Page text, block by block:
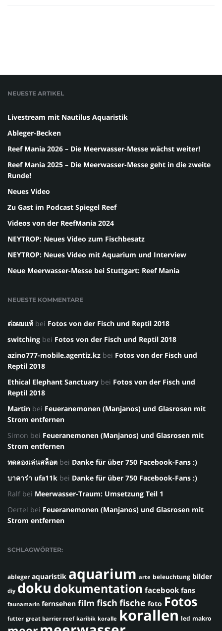
NEUESTE ARTIKEL
Livestream mit Nautilus Aquaristik
Ableger-Becken
Reef Mania 2026 – Die Meerwasser-Messe wächst weiter!
Reef Mania 2025 – Die Meerwasser-Messe geht in die zweite
Runde!
Neues Video
Zu Gast im Podcast Spiegel Reef
Videos von der ReefMania 2024
NEYTROP: Neues Video zum Fischbesatz
NEYTROP: Neues Video mit Aquarium und Interview
Neue Meerwasser-Messe bei Stuttgart: Reef Mania
NEUESTE KOMMENTARE
ต่อผมแท้ bei Fotos von der Fisch und Reptil 2018
switching bei Fotos von der Fisch und Reptil 2018
azino777-mobile.agentiz.kz bei Fotos von der Fisch und
Reptil 2018
Ethical Elephant Sanctuary bei Fotos von der Fisch und
Reptil 2018
Martin bei Feueranemonen (Manjanos) und Glasrosen mit
Strom entfernen
Simon bei Feueranemonen (Manjanos) und Glasrosen mit
Strom entfernen
ทดลองเล่นสล็อต bei Danke für über 750 Facebook-Fans :)
บาคาร่า ufa11k bei Danke für über 750 Facebook-Fans :)
Ralf bei Meerwasser-Traum: Umsetzung Teil 1
Oertel bei Feueranemonen (Manjanos) und Glasrosen mit
Strom entfernen
SCHLAGWÖRTER:
ableger aquaristik aquarium arte beleuchtung bilder
diy doku dokumentation facebook fans
faunamarin fernsehen film fisch fische foto Fotos
futter great barrier reef karibik koralle korallen led makro